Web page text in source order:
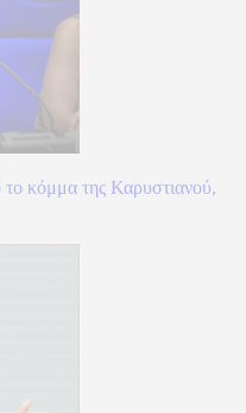
κόμμα της Καρυστιανού,